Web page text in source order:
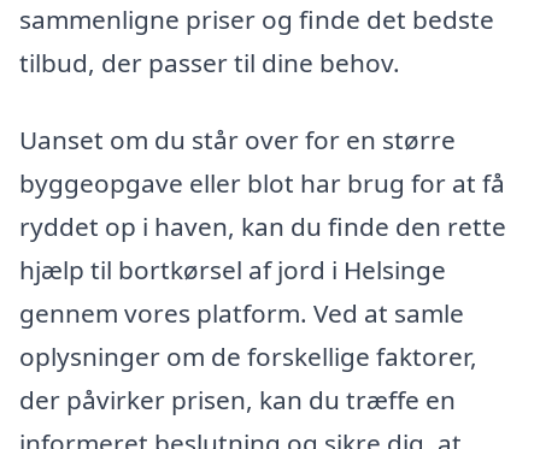
sammenligne priser og finde det bedste
tilbud, der passer til dine behov.
Uanset om du står over for en større
byggeopgave eller blot har brug for at få
ryddet op i haven, kan du finde den rette
hjælp til bortkørsel af jord i Helsinge
gennem vores platform. Ved at samle
oplysninger om de forskellige faktorer,
der påvirker prisen, kan du træffe en